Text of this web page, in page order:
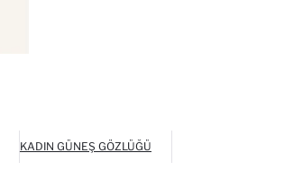
KADIN GÜNEŞ GÖZLÜĞÜ